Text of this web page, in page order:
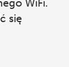
WiFi.
się